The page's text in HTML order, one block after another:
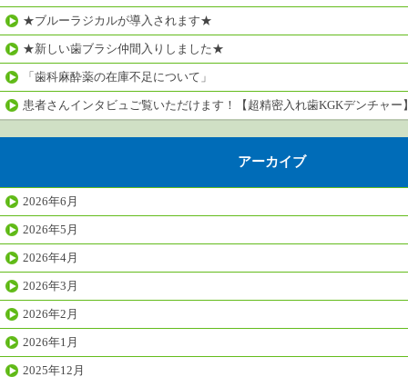
★ブルーラジカルが導入されます★
★新しい歯ブラシ仲間入りしました★
「歯科麻酔薬の在庫不足について」
患者さんインタビュご覧いただけます！【超精密入れ歯KGKデンチャー
アーカイブ
2026年6月
2026年5月
2026年4月
2026年3月
2026年2月
2026年1月
2025年12月